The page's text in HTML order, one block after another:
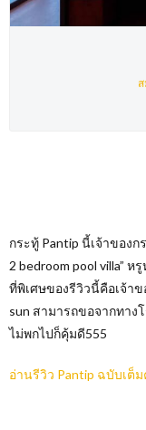
กระทู้ Pantip นี้เจ้าของ
2 bedroom pool villa” ห
ที่พิเศษของรีวิวนี้คือเจ้า
sun สามารถขอจากทาง
ไม่พกไปก็คุ้มดี555
อ่านรีวิว Pantip ฉบับเต็